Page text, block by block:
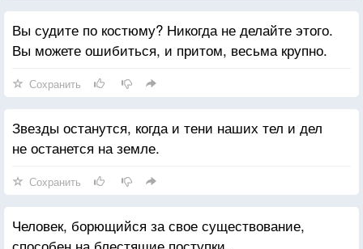
Вы судите по костюму? Никогда не делайте этого.
Вы можете ошибиться, и притом, весьма крупно.
Сохранить
Звезды останутся, когда и тени наших тел и дел
не останется на земле.
Сохранить
Человек, борющийся за свое существование,